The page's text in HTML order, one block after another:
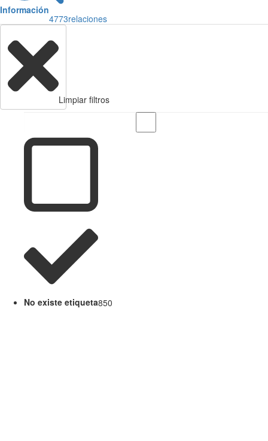
Información
4773relaciones
Limpiar filtros
No existe etiqueta850